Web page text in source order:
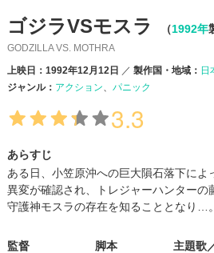
ゴジラVSモスラ （1992年
GODZILLA VS. MOTHRA
上映日：1992年12月12日
製作国・地域： 日
ジャンル： アクション パニック
3.3
あらすじ
ある日、小笠原沖への巨大隕石落下に
異変が確認され、トレジャーハンター
守護神モスラの存在を知ることとなり…。
監督 脚本 主題歌